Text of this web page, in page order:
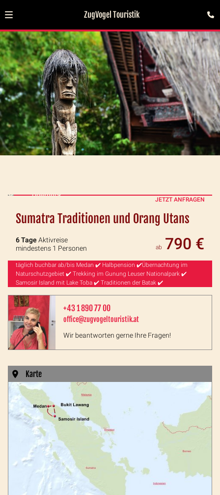
ZugVogel Touristik
Überblick
JETZT ANFRAGEN
Sumatra Traditionen und Orang Utans
6 Tage Aktivreise
mindestens 1 Personen
ab 790 €
täglich buchbar ab/bis Medan ✔️ Halbpension ✔️Übernachtung im
Naturschutzgebiet ✔️ Trekking im Gunung Leuser Nationalpark ✔️
Samosir Island mit Lake Toba ✔️ Traditionen der Batak ✔️
+43 1 890 77 00
office@zugvogeltouristik.at
Wir beantworten gerne Ihre Fragen!
Karte